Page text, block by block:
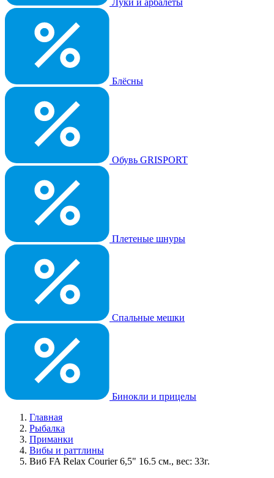
Луки и арбалеты
Блёсны
Обувь GRISPORT
Плетеные шнуры
Спальные мешки
Бинокли и прицелы
Главная
Рыбалка
Приманки
Вибы и раттлины
Виб FA Relax Courier 6,5" 16.5 см., вес: 33г.